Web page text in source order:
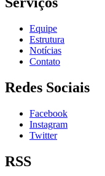
Equipe
Estrutura
Notícias
Contato
Redes Sociais
Facebook
Instagram
Twitter
RSS